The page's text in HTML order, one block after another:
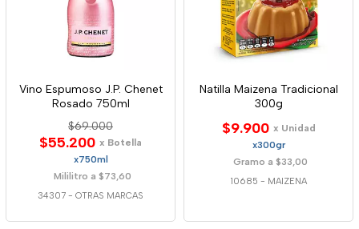
Vino Espumoso J.P. Chenet
Rosado 750ml
$69.000
$55.200 x Botella
x750ml
Mililitro a $73,60
34307 - OTRAS MARCAS
Natilla Maizena Tradicional
300g
$9.900 x Unidad
x300gr
Gramo a $33,00
10685 - MAIZENA